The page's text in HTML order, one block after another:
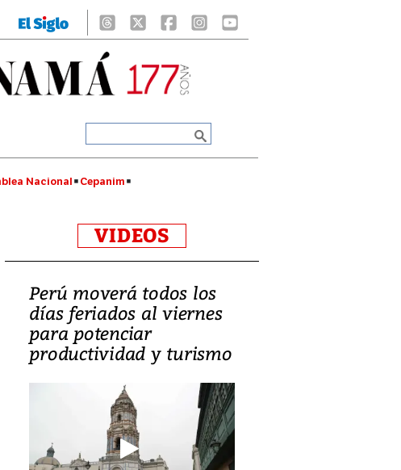
Nacional Cepanim
VIDEOS
Perú moverá todos los
días feriados al viernes
para potenciar
productividad y turismo